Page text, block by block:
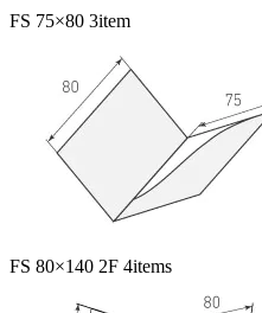
FS 75×80 3item
FS 80×140 2F 4items